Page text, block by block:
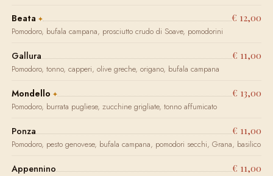
Beata € 12,00
Pomodoro, bufala campana, prosciutto crudo di Soave, pomodorini
Gallura € 11,00
Pomodoro, tonno, capperi, olive greche, origano, bufala campana
Mondello € 13,00
Pomodoro, burrata pugliese, zucchine grigliate, tonno affumicato
Ponza € 11,00
Pomodoro, pesto genovese, bufala campana, pomodori secchi, Grana, basilico
Appennino € 11,00